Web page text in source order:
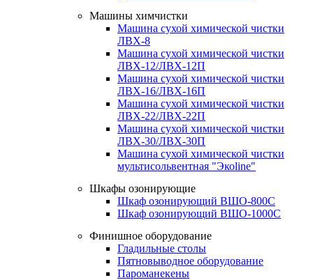
Машины химчистки
Машина сухой химической чистки
ЛВХ-8
Машина сухой химической чистки
ЛВХ-12/ЛВХ-12П
Машина сухой химической чистки
ЛВХ-16/ЛВХ-16П
Машина сухой химической чистки
ЛВХ-22/ЛВХ-22П
Машина сухой химической чистки
ЛВХ-30/ЛВХ-30П
Машина сухой химической чистки
мультисольвентная "Экоline"
Шкафы озонирующие
Шкаф озонирующий ВШО-800С
Шкаф озонирующий ВШО-1000С
Финишное оборудование
Гладильные столы
Пятновыводное оборудование
Пароманекены